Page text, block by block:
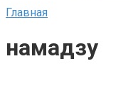
Главная
намадзу